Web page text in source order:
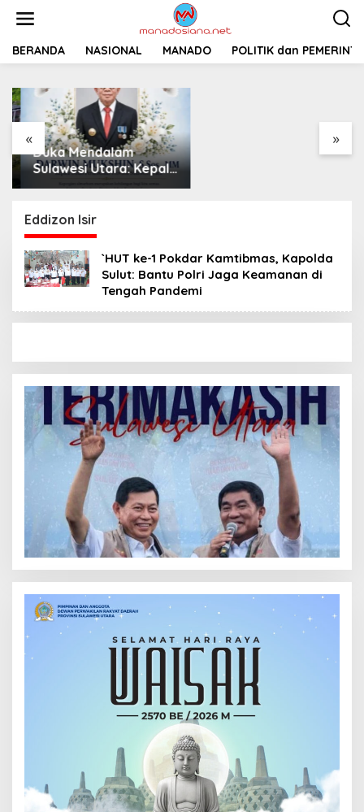
t
BERANDA NASIONAL MANADO POLITIK dan
« »
Duka Mendalam
Sulawesi Utara: Kepala
Dinas Perkebunan
Meninggal Dunia
Pemprov Sulut
Siapkan 2 Opsi
Eddizon Isir
`HUT ke-1 Pokdar Kamtibmas, Kapolda
Sulut: Bantu Polri Jaga Keamanan di
Tengah Pandemi